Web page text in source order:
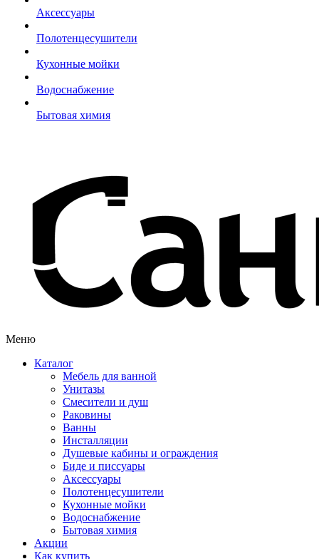
Аксессуары
Полотенцесушители
Кухонные мойки
Водоснабжение
Бытовая химия
Меню
Каталог
Мебель для ванной
Унитазы
Смесители и душ
Раковины
Ванны
Инсталляции
Душевые кабины и ограждения
Биде и писсуары
Аксессуары
Полотенцесушители
Кухонные мойки
Водоснабжение
Бытовая химия
Акции
Как купить